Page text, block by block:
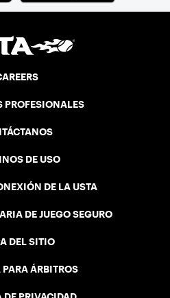
PROFESIONALES
DE USO
DE LA USTA
DE JUEGO SEGURO
DEL SITIO
PARA ÁRBITROS